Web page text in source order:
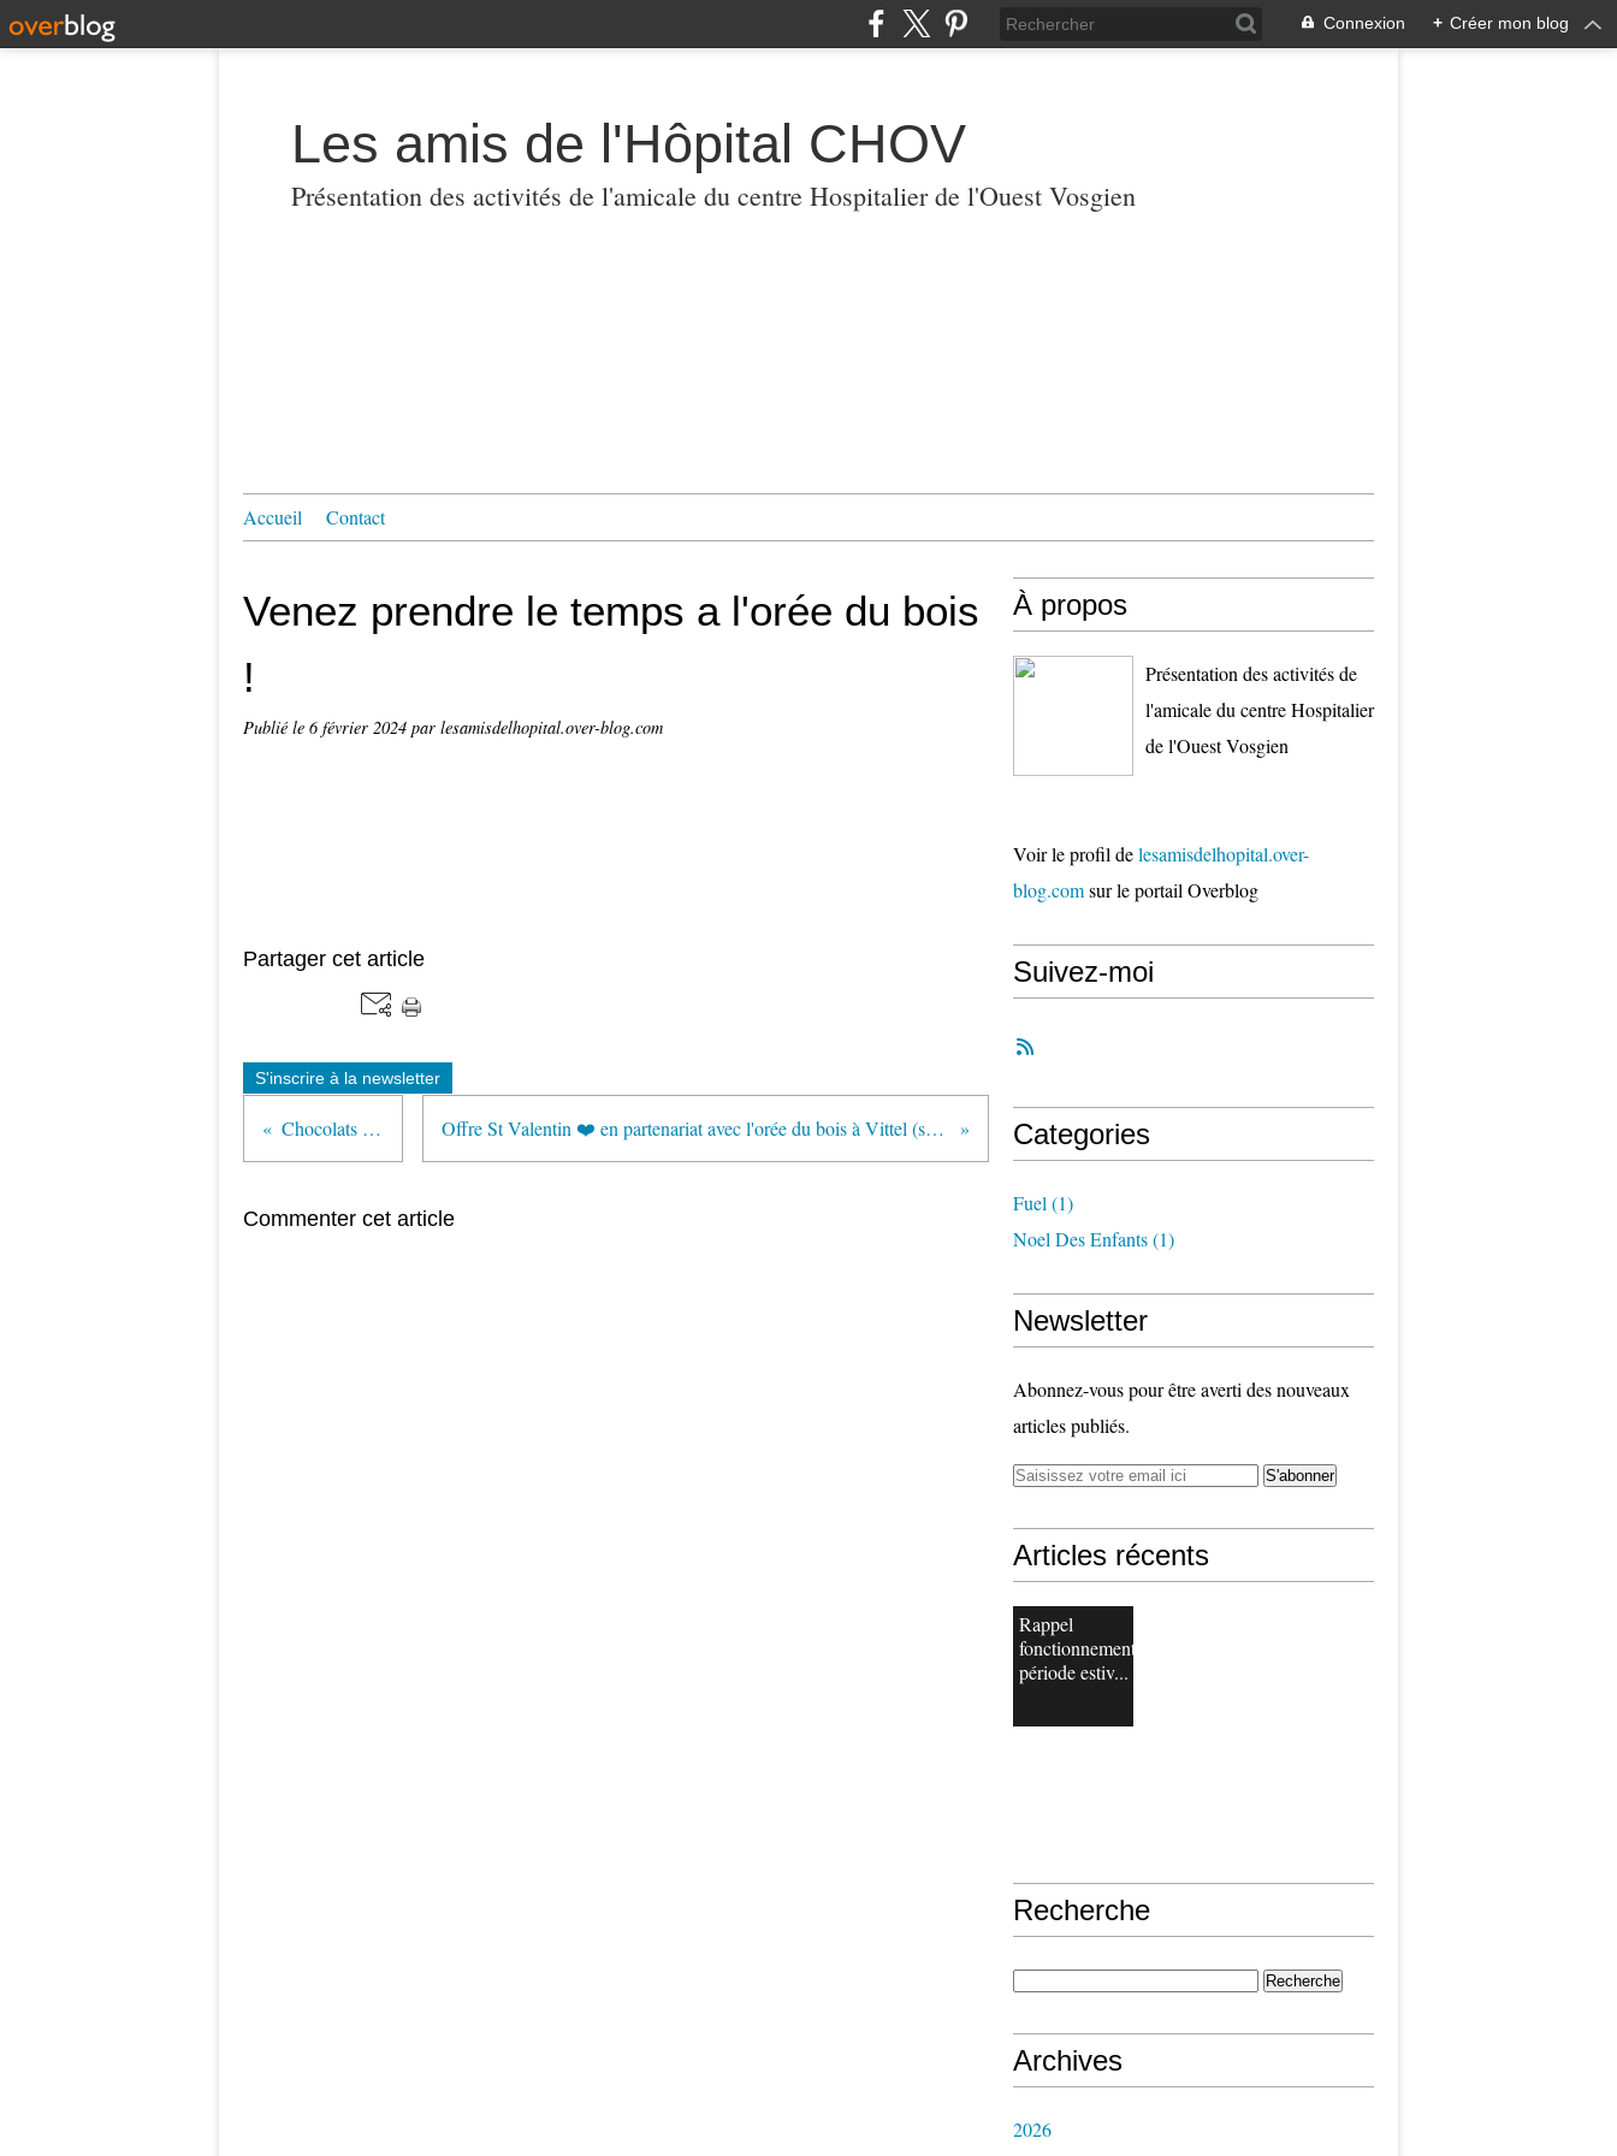
Connexion + Créer mon blog
Les amis de l'Hôpital CHOV
Présentation des activités de l'amicale du centre Hospitalier de l'Ouest Vosgien
Accueil Contact
Venez prendre le temps a l'orée du bois
!
Publié le 6 février 2024 par lesamisdelhopital.over-blog.com
Partager cet article
S'inscrire à la newsletter
Chocolats de Pâques Offre St Valentin ❤️ en partenariat avec l'orée du bois à Vittel (sur présentation de la carte amicale)
Commenter cet article
À propos
Présentation des activités de
l'amicale du centre Hospitalier
de l'Ouest Vosgien
Voir le profil delesamisdelhopital.over-
blog.comsur le portail Overblog
Suivez-moi
Categories
Fuel (1)
Noel Des Enfants(1)
Newsletter
Abonnez-vous pour être averti des nouveaux
articles publiés.
Articles récents
Rappel
fonctionnement
période estiv...
Recherche
Archives
2026